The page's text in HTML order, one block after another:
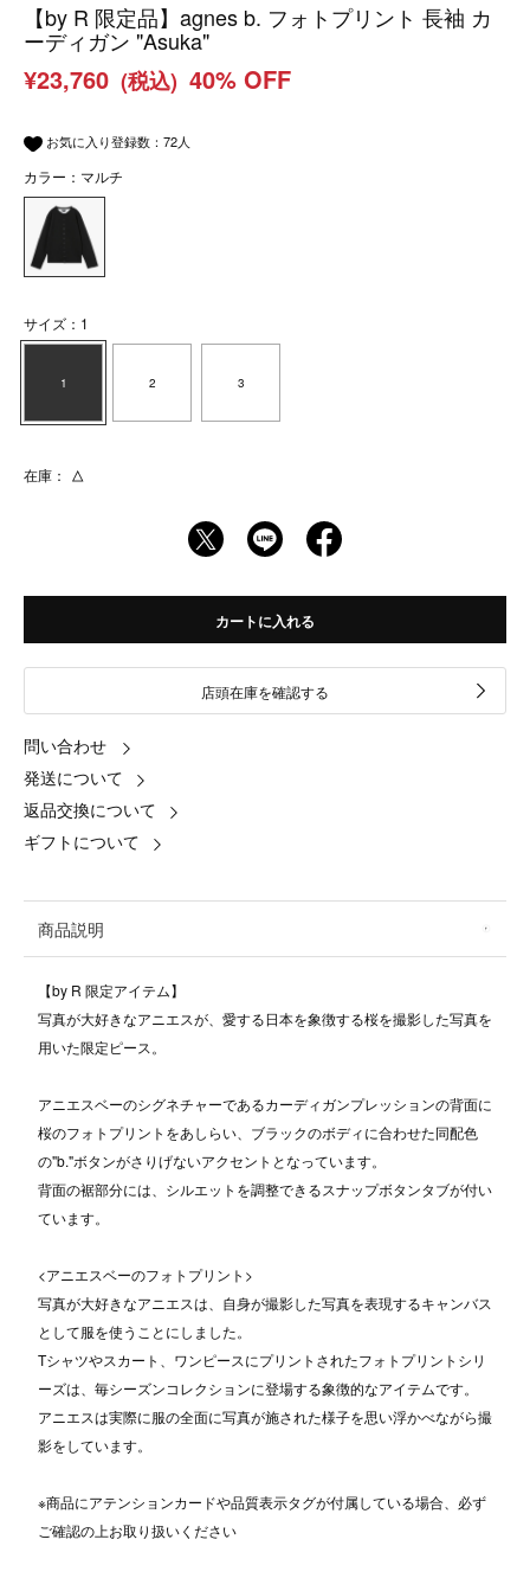
【by R 限定品】agnes b. フォトプリント 長袖 カ
ーディガン "Asuka"
¥23,760 (税込) 40% OFF
お気に入り登録数： 72人
カラー：マルチ
サイズ：1
1 2 3
在庫： △
カートに入れる
店頭在庫を確認する
問い合わせ
発送について
返品交換について
ギフトについて
商品説明
【by R 限定アイテム】
写真が大好きなアニエスが、愛する日本を象徴する桜を撮影した写真を
用いた限定ピース。
アニエスベーのシグネチャーであるカーディガンプレッションの背面に
桜のフォトプリントをあしらい、ブラックのボディに合わせた同配色
の"b."ボタンがさりげないアクセントとなっています。
背面の裾部分には、シルエットを調整できるスナップボタンタブが付い
ています。
<アニエスベーのフォトプリント>
写真が大好きなアニエスは、自身が撮影した写真を表現するキャンバス
として服を使うことにしました。
Tシャツやスカート、ワンピースにプリントされたフォトプリントシリ
ーズは、毎シーズンコレクションに登場する象徴的なアイテムです。
アニエスは実際に服の全面に写真が施された様子を思い浮かべながら撮
影をしています。
※商品にアテンションカードや品質表示タグが付属している場合、必ず
ご確認の上お取り扱いください